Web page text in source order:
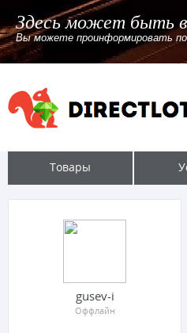
Здесь может быть
Вы можете проинформировать
Товары
gusev-i
Оффлайн